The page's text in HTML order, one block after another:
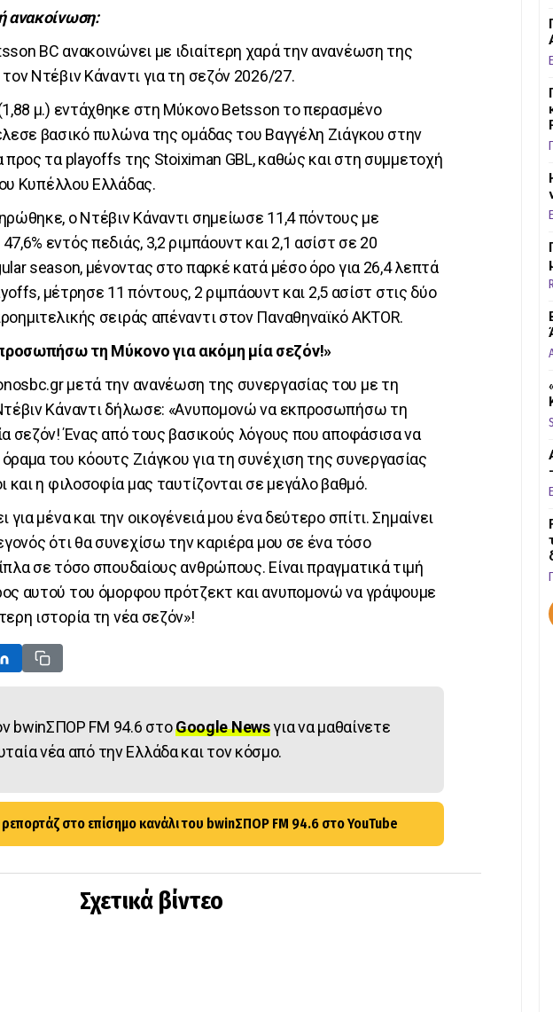
ανακοίνωση:
BC ανακοινώνει με ιδιαίτερη χαρά την ανανέωση της
Ντέβιν Κάναντι για τη σεζόν 2026/27.
μ.) εντάχθηκε στη Μύκονο Betsson το περασμένο
βασικό πυλώνα της ομάδας του Βαγγέλη Ζιάγκου στην
προς τα playoffs της Stoiximan GBL, καθώς και στη συμμετοχή
Κυπέλλου Ελλάδας.
ο Ντέβιν Κάναντι σημείωσε 11,4 πόντους με
εντός πεδιάς, 3,2 ριμπάουντ και 2,1 ασίστ σε 20
season, μένοντας στο παρκέ κατά μέσο όρο για 26,4 λεπτά
μέτρησε 11 πόντους, 2 ριμπάουντ και 2,5 ασίστ στις δύο
σειράς απέναντι στον Παναθηναϊκό AKTOR.
τη Μύκονο για ακόμη μία σεζόν!»
μετά την ανανέωση της συνεργασίας του με τη
Κάναντι δήλωσε: «Ανυπομονώ να εκπροσωπήσω τη
σεζόν! Ένας από τους βασικούς λόγους που αποφάσισα να
του κόουτς Ζιάγκου για τη συνέχιση της συνεργασίας
και η φιλοσοφία μας ταυτίζονται σε μεγάλο βαθμό.
για μένα και την οικογένειά μου ένα δεύτερο σπίτι. Σημαίνει
ότι θα συνεχίσω την καριέρα μου σε ένα τόσο
σε τόσο σπουδαίους ανθρώπους. Είναι πραγματικά τιμή
αυτού του όμορφου πρότζεκτ και ανυπομονώ να γράψουμε
ιστορία τη νέα σεζόν»!
bwinΣΠΟΡ FM 94.6 στοGoogle Newsγια να μαθαίνετε
νέα από την Ελλάδα και τον κόσμο.
στο επίσημο κανάλι του bwinΣΠΟΡ FM 94.6 στο YouTube
Σχετικά βίντεο